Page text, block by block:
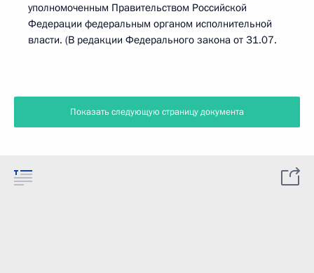
уполномоченным Правительством Российской
Федерации федеральным органом исполнительной
власти. (В редакции Федерального закона от 31.07.
Показать следующую страницу документа